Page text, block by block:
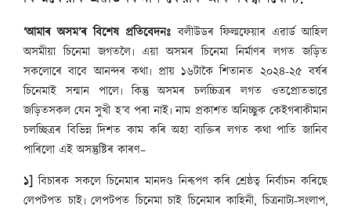
‘আমাৰ অসম’ৰ বিশেষ প্ৰতিবেদনঃবলীউডৰ ফিল্মফেয়াৰ এৱাৰ্ড আহিল
অসমীয়া চিনেমা জগতলৈ৷ এয়া অসমৰ চিনেমা নিৰ্মাণৰ লগত জড়িত
সকলোৰে বাবে আনন্দৰ কথা৷ প্ৰায় ১৬টাকৈ শিতানত ২০২৪-২৫ বৰ্ষৰ
চিনেমাই সন্মান পালে৷ কিন্তু অসমৰ চলচ্চিত্ৰৰ লগত ওতপ্ৰোতভাৱে
জড়িতসকল যেন সুখী হ’ব পৰা নাই৷ নাম প্ৰকাশত অনিচ্ছুক কেইগৰাকীমান
চলচ্ছিত্ৰৰ বিভিন্ন দিশত কাম কৰি অহা ব্যক্তিৰ লগত কথা পাতি জানিব
পাৰিলো এই অসন্তুষ্টিৰ কাৰণ–
১] বিচাৰক সকলে চিনেমাৰ মানদণ্ড নিৰূপণ কৰি শ্ৰেষ্ঠত্ব নিৰ্বাচন কৰিছে
লেপটপত চাই৷ লেপটপত চিনেমা চাই চিনেমাৰ কাহিনী, চিত্ৰনাট্য-সংলাপ,